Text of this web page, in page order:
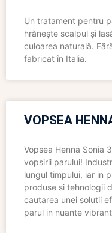
Un tratament pentru
hrănește scalpul și
culoarea naturală.
fabricat în Italia.
VOPSEA
Vopsea Henna Sonia
vopsirii parului!
lungul timpului, iar in
produse si tehnologii
cautarea unei solutii
parul in nuante